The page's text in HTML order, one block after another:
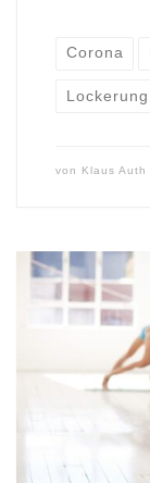
Corona
Lockerung
von Klaus Auth